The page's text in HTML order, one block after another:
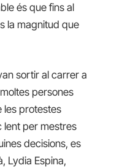
és que fins al
la magnitud que
sortir al carrer a
persones
les protestes
lent per mestres
decisions, es
Lydia Espina,